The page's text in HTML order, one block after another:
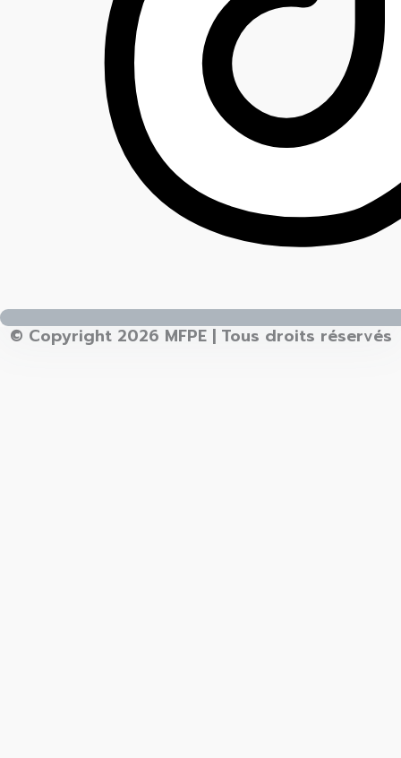
© Copyright 2026 MFPE | Tous droits réservés